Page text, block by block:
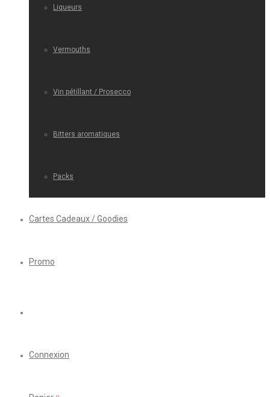
Liqueurs
Vermouths
Vin pétillant / Prosecco
Bitters aromatiques
Packs
Cartes Cadeaux / Goodies
Promo
Connexion